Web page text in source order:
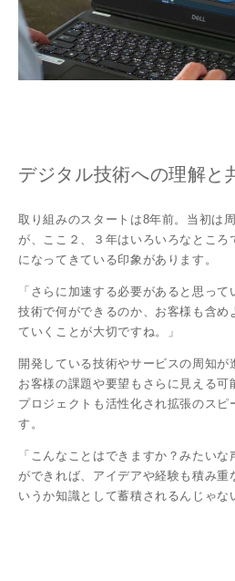
デジタル技術への理解と
取り組みのスタートは8年前。当初は
が、ここ２、３年はいろいろなところ
になってきている印象があります。
「さらに加速する必要があると思っ
技術で何ができるのか、お客様も含め
ていくことが大切ですね。」
開発している技術やサービスの周知が
お客様の課題や要望もさらに見える可
プロジェクトも活性化され拡張のスピ
す。
「こんなことはできますか？みたい
ができれば、アイデアや経験も積み重
いうか知識として蓄積されるんじゃな